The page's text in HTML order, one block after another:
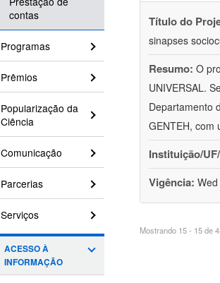
contas
Programas
Prêmios
Popularização da
Ciência
Comunicação
Parcerias
Serviços
ACESSO À
INFORMAÇÃO
Título do
sinapses
Resumo: O
UNIVERSAL.
Departamento
GENTEH, com
Instituição/
Vigência:
Mostrando 15 - 15 de